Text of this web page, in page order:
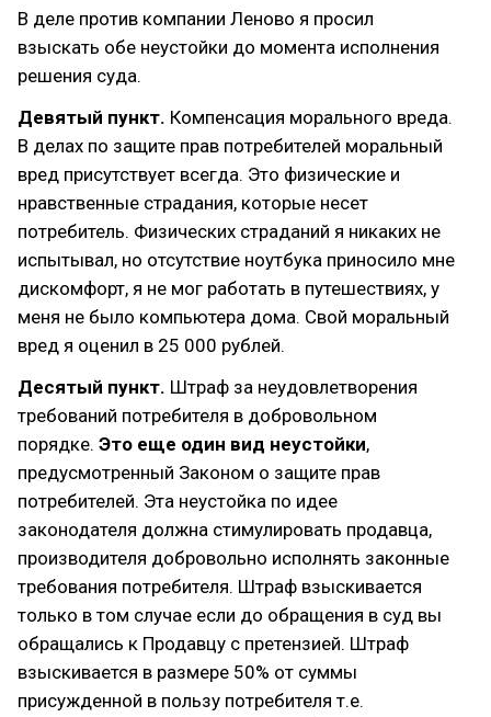
В деле против компании Леново я просил
взыскать обе неустойки до момента исполнения
решения суда.
Девятый пункт. Компенсация морального вреда.
В делах по защите прав потребителей моральный
вред присутствует всегда. Это физические и
нравственные страдания, которые несет
потребитель. Физических страданий я никаких не
испытывал, но отсутствие ноутбука приносило мне
дискомфорт, я не мог работать в путешествиях, у
меня не было компьютера дома. Свой моральный
вред я оценил в 25 000 рублей.
Десятый пункт. Штраф за неудовлетворения
требований потребителя в добровольном
порядке. Это еще один вид неустойки,
предусмотренный Законом о защите прав
потребителей. Эта неустойка по идее
законодателя должна стимулировать продавца,
производителя добровольно исполнять законные
требования потребителя. Штраф взыскивается
только в том случае если до обращения в суд вы
обращались к Продавцу с претензией. Штраф
взыскивается в размере 50% от суммы
присужденной в пользу потребителя т.е.